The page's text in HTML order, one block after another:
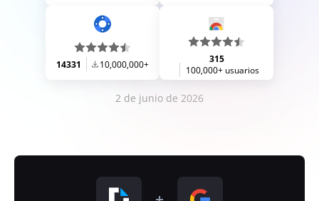
14331 10,000,000+
315
100,000+ usuarios
2 de junio de 2026